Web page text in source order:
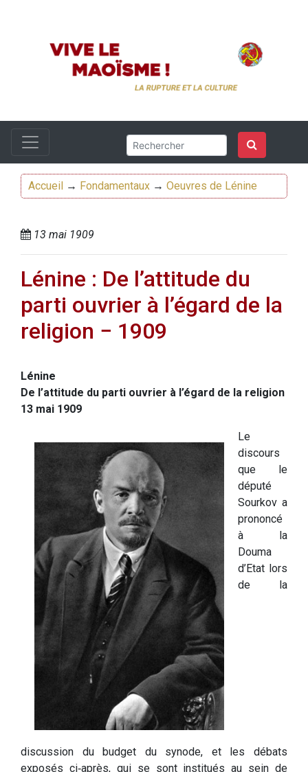
Accueil → Fondamentaux → Oeuvres de Lénine
13 mai 1909
Lénine : De l’attitude du
parti ouvrier à l’égard de la
religion − 1909
Lénine
De l’attitude du parti ouvrier à l’égard de la religion
13 mai 1909
Le
discours
que le
député
Sourkov a
prononcé
à la
Douma
d’Etat lors
de la
discussion du budget du synode, et les débats
exposés ci‑après, qui se sont institués au sein de